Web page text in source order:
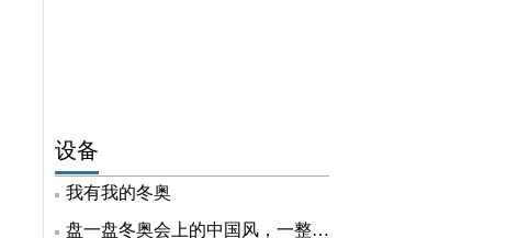
设备
我有我的冬奥
盘一盘冬奥会上的中国风，一整个自豪住了！